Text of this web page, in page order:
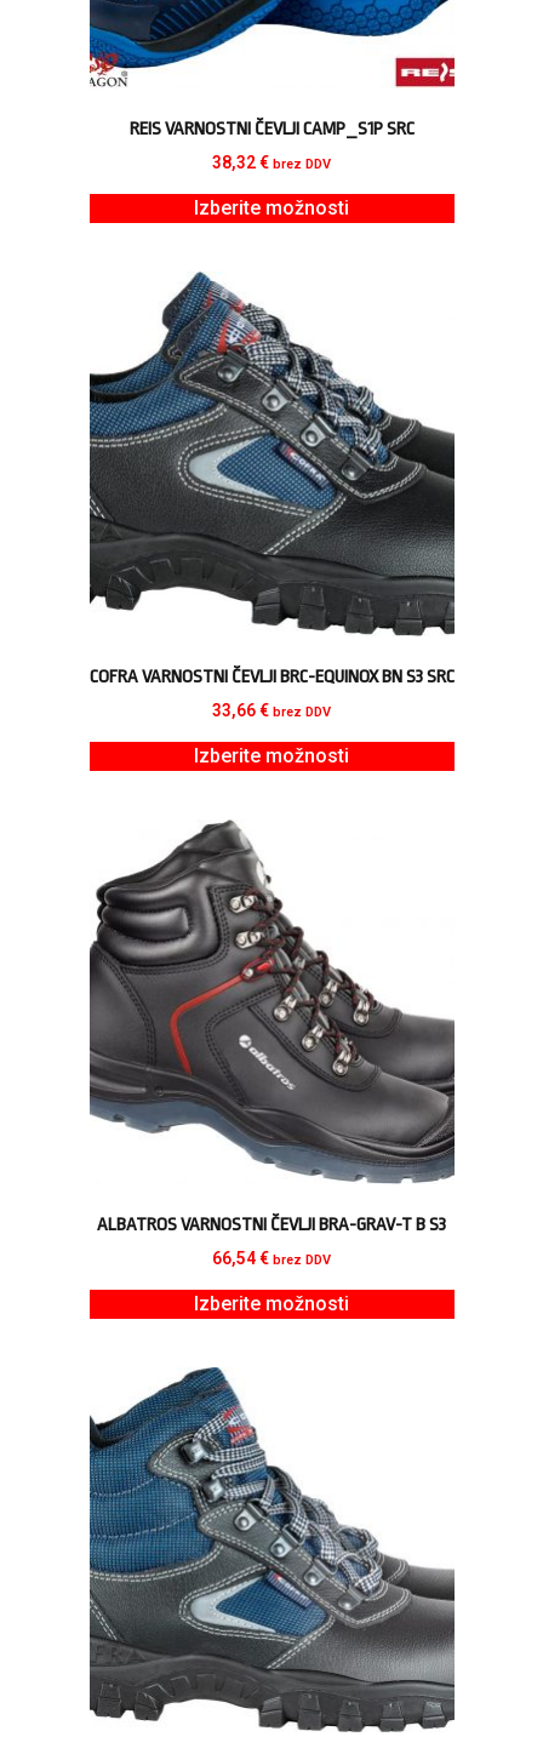
REIS VARNOSTNI ČEVLJI CAMP_S1P SRC
38,32€ brez DDV
Izberite možnosti
COFRA VARNOSTNI ČEVLJI BRC-EQUINOX BN S3 SRC
33,66€ brez DDV
Izberite možnosti
ALBATROS VARNOSTNI ČEVLJI BRA-GRAV-T B S3
66,54€ brez DDV
Izberite možnosti